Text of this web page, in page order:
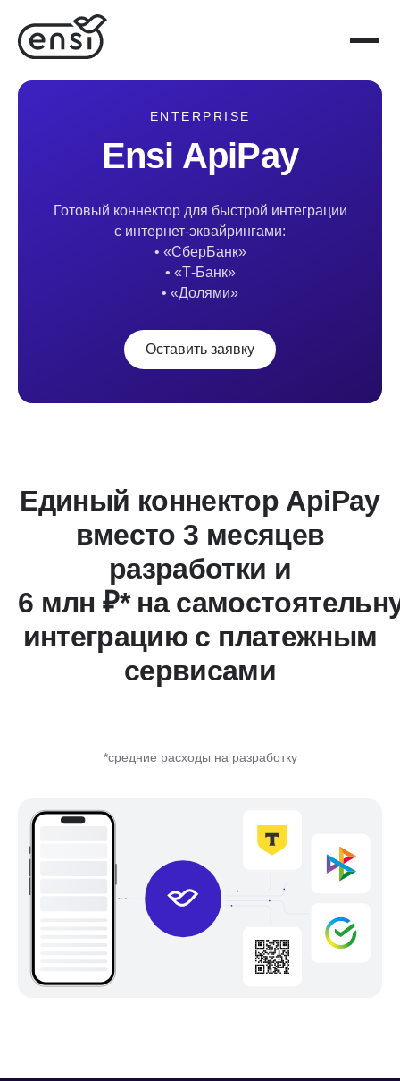
ENTERPRISE
Ensi ApiPay
Готовый коннектор для быстрой интеграции
с интернет-эквайрингами:
• «СберБанк»
• «Т-Банк»
• «Долями»
Оставить заявку
Единый коннектор ApiPay
вместо 3 месяцев
разработки и
6 млн ₽* на
интеграцию с платежным
сервисами
*средние расходы на разработку